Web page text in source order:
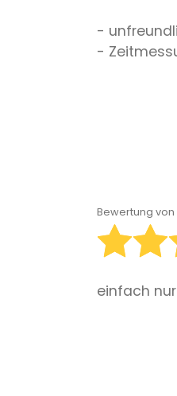
-
-
Bewertung von
einfach